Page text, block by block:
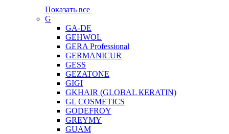
Показать все
G
GA-DE
GEHWOL
GERA Professional
GERMANICUR
GESS
GEZATONE
GIGI
GKHAIR (GLOBAL КЕRATIN)
GL COSMETICS
GODEFROY
GREYMY
GUAM